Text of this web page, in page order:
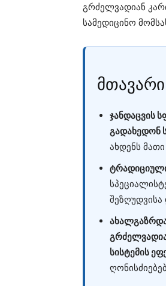
გრძელვადიან
სამედიცინო
ჯანდაცვის
გადახედონ
ახდენს
შეზღუდვისა
სისტემის